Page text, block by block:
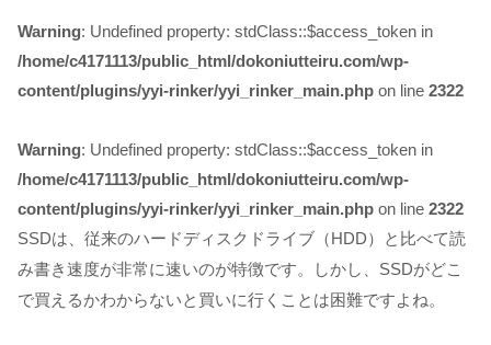
Warning: Undefined property: stdClass::$access_token in
/home/c4171113/public_html/dokoniutteiru.com/wp-
content/plugins/yyi-rinker/yyi_rinker_main.php on line 2322
Warning: Undefined property: stdClass::$access_token in
/home/c4171113/public_html/dokoniutteiru.com/wp-
content/plugins/yyi-rinker/yyi_rinker_main.php on line 2322
SSDは、従来のハードディスクドライブ（HDD）と比べて読
み書き速度が非常に速いのが特徴です。しかし、SSDがどこ
で買えるかわからないと買いに行くことは困難ですよね。